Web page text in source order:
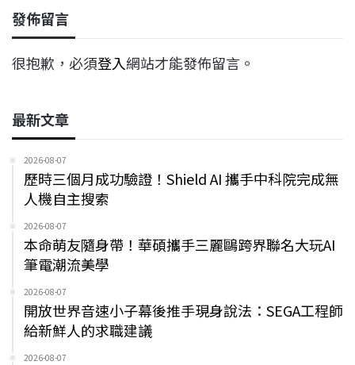
發佈留言
很抱歉，必須登入網站才能發佈留言。
最新文章
2026-08-07
歷時三個月成功驗證！Shield AI 攜手中科院完成無
人機自主搜索
2026-08-07
本命萌友隨身帶！華碩攜手三麗鷗跨界聯名大玩AI
筆電潮流美學
2026-08-07
開放世界音速小子幕後推手現身說法：SEGA工程師
給新鮮人的求職建議
2026-08-07